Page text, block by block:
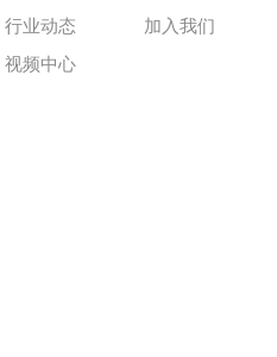
行业动态
视频中心
加入我们